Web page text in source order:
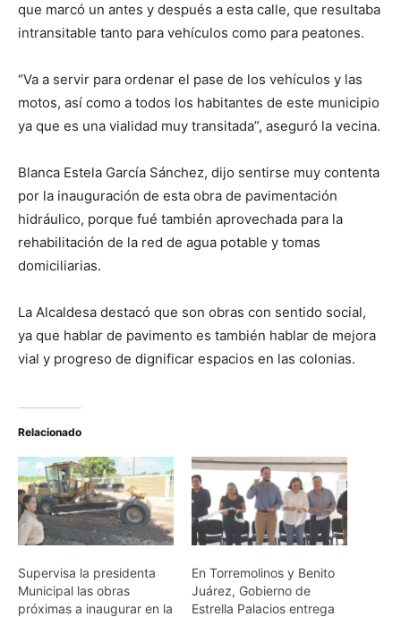
que marcó un antes y después a esta calle, que resultaba
intransitable tanto para vehículos como para peatones.
“Va a servir para ordenar el pase de los vehículos y las
motos, así como a todos los habitantes de este municipio
ya que es una vialidad muy transitada”, aseguró la vecina.
Blanca Estela García Sánchez, dijo sentirse muy contenta
por la inauguración de esta obra de pavimentación
hidráulico, porque fué también aprovechada para la
rehabilitación de la red de agua potable y tomas
domiciliarias.
La Alcaldesa destacó que son obras con sentido social,
ya que hablar de pavimento es también hablar de mejora
vial y progreso de dignificar espacios en las colonias.
Relacionado
Supervisa la presidenta
Municipal las obras
próximas a inaugurar en la
En Torremolinos y Benito
Juárez, Gobierno de
Estrella Palacios entrega